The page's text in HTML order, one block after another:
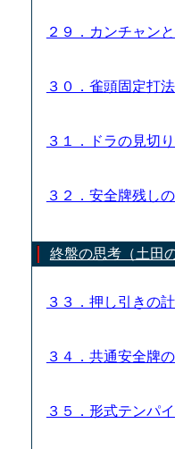
２９．カンチャン
３０．雀頭固定打
３１．ドラの見切
３２．安全牌残し
終盤の思考（土田
３３．押し引きの
３４．共通安全牌
３５．形式テンパ